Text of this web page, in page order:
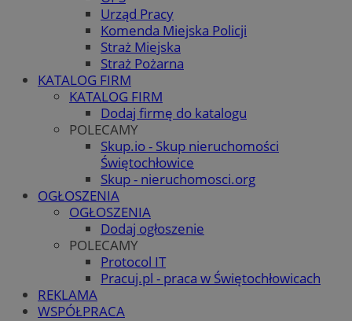
Urząd Pracy
Komenda Miejska Policji
Straż Miejska
Straż Pożarna
KATALOG FIRM
KATALOG FIRM
Dodaj firmę do katalogu
POLECAMY
Skup.io - Skup nieruchomości
Świętochłowice
Skup - nieruchomosci.org
OGŁOSZENIA
OGŁOSZENIA
Dodaj ogłoszenie
POLECAMY
Protocol IT
Pracuj.pl - praca w Świętochłowicach
REKLAMA
WSPÓŁPRACA